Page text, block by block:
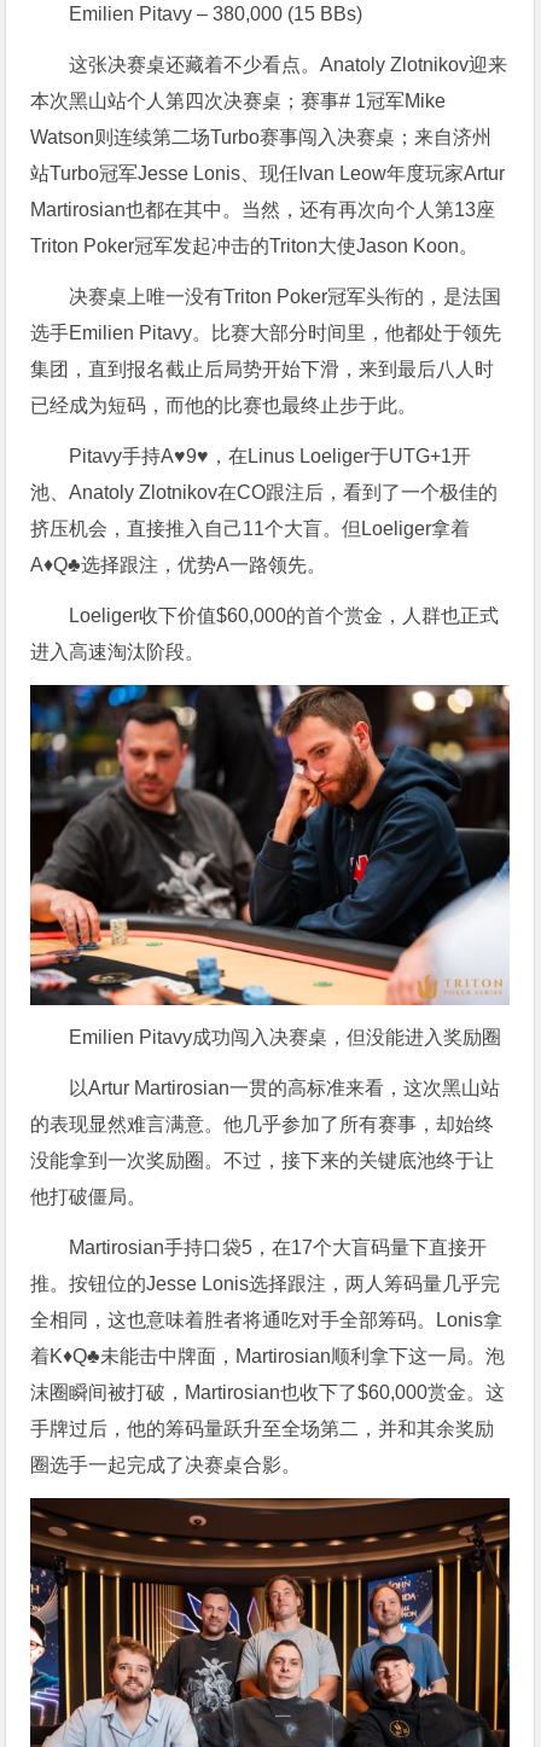
Emilien Pitavy – 380,000 (15 BBs)
这张决赛桌还藏着不少看点。Anatoly Zlotnikov迎来
本次黑山站个人第四次决赛桌；赛事# 1冠军Mike
Watson则连续第二场Turbo赛事闯入决赛桌；来自济州
站Turbo冠军Jesse Lonis、现任Ivan Leow年度玩家Artur
Martirosian也都在其中。当然，还有再次向个人第13座
Triton Poker冠军发起冲击的Triton大使Jason Koon。
决赛桌上唯一没有Triton Poker冠军头衔的，是法国
选手Emilien Pitavy。比赛大部分时间里，他都处于领先
集团，直到报名截止后局势开始下滑，来到最后八人时
已经成为短码，而他的比赛也最终止步于此。
Pitavy手持A♥9♥，在Linus Loeliger于UTG+1开
池、Anatoly Zlotnikov在CO跟注后，看到了一个极佳的
挤压机会，直接推入自己11个大盲。但Loeliger拿着
A♦Q♣选择跟注，优势A一路领先。
Loeliger收下价值$60,000的首个赏金，人群也正式
进入高速淘汰阶段。
Emilien Pitavy成功闯入决赛桌，但没能进入奖励圈
以Artur Martirosian一贯的高标准来看，这次黑山站
的表现显然难言满意。他几乎参加了所有赛事，却始终
没能拿到一次奖励圈。不过，接下来的关键底池终于让
他打破僵局。
Martirosian手持口袋5，在17个大盲码量下直接开
推。按钮位的Jesse Lonis选择跟注，两人筹码量几乎完
全相同，这也意味着胜者将通吃对手全部筹码。Lonis拿
着K♦Q♣未能击中牌面，Martirosian顺利拿下这一局。泡
沫圈瞬间被打破，Martirosian也收下了$60,000赏金。这
手牌过后，他的筹码量跃升至全场第二，并和其余奖励
圈选手一起完成了决赛桌合影。